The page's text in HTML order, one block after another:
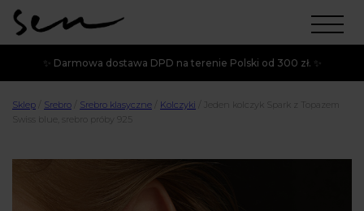
✨ Darmowa dostawa DPD na terenie Polski od 300 zł. ✨
Sklep Srebro Srebro klasyczne Kolczyki
Jeden kolczyk Spark z Topazem
Swiss blue, srebro próby 925